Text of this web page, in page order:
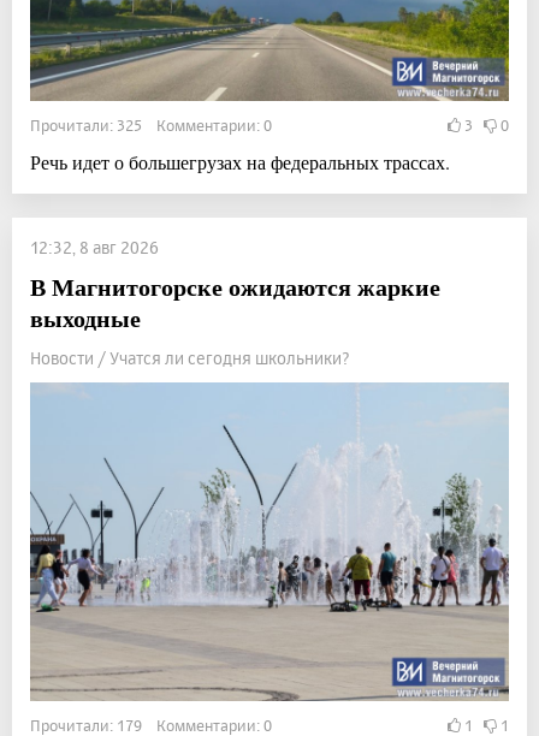
Прочитали: 325 Комментарии: 0 3 0
Речь идет о большегрузах на федеральных трассах.
12:32, 8 авг 2026
В Магнитогорске ожидаются жаркие
выходные
Новости / Учатся ли сегодня школьники?
Прочитали: 179 Комментарии: 0 1 1